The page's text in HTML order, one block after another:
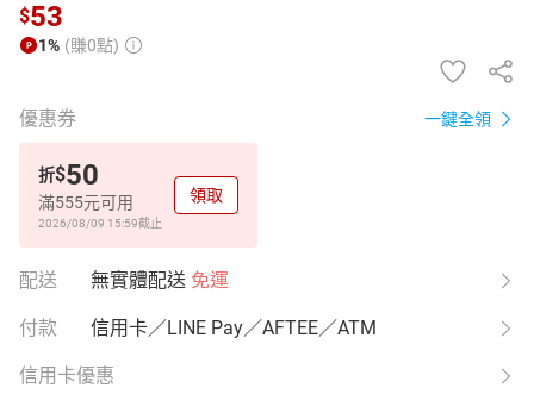
$53
1% (賺0點)
優惠券 一鍵全領
折$50
滿555元可用
2026/08/09 15:59截止
領取
配送 無實體配送 免運
付款 信用卡／LINE Pay／AFTEE／ATM
信用卡優惠